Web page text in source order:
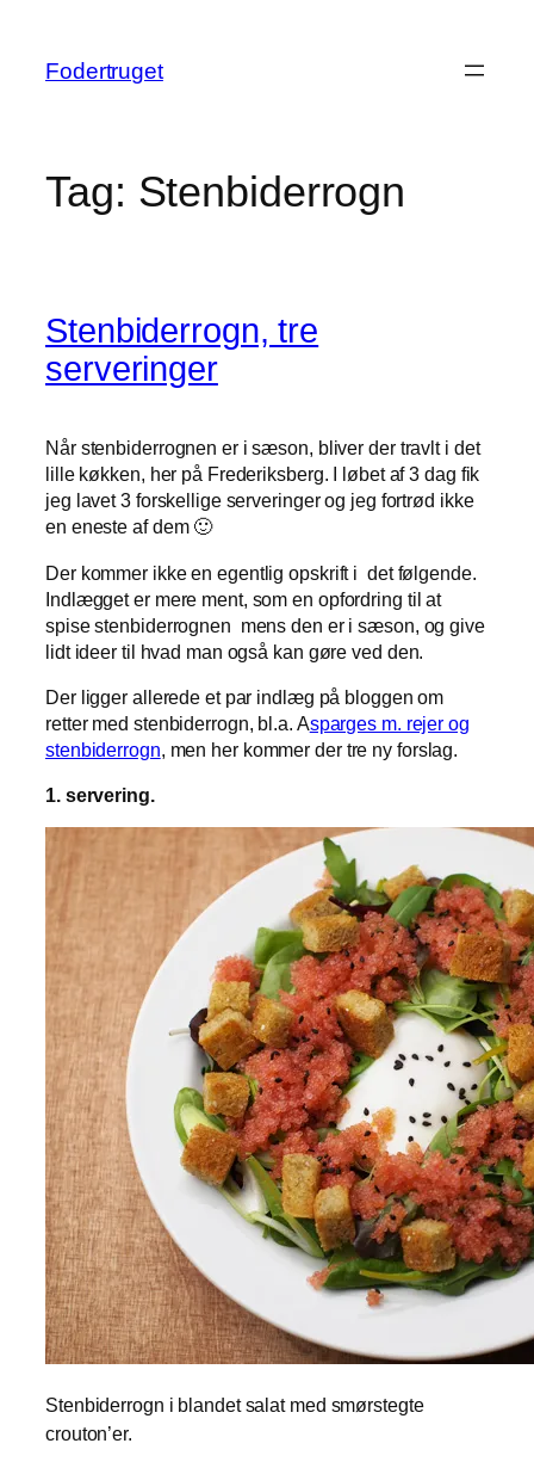
indhold
Fodertruget
Tag: Stenbiderrogn
Stenbiderrogn, tre
serveringer
Når stenbiderrognen er i sæson, bliver der travlt i det
lille køkken, her på Frederiksberg. I løbet af 3 dag fik
jeg lavet 3 forskellige serveringer og jeg fortrød ikke
en eneste af dem 🙂
Der kommer ikke en egentlig opskrift i det følgende.
Indlægget er mere ment, som en opfordring til at
spise stenbiderrognen mens den er i sæson, og give
lidt ideer til hvad man også kan gøre ved den.
Der ligger allerede et par indlæg på bloggen om
retter med stenbiderrogn, bl.a. Asparges m. rejer og
stenbiderrogn, men her kommer der tre ny forslag.
1. servering.
Stenbiderrogn i blandet salat med smørstegte
crouton’er.